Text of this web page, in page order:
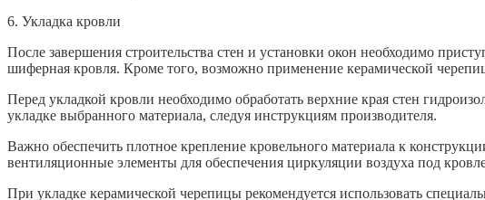
6. Укладка кровли
После завершения строительства стен и установки окон необходимо
шиферная кровля. Кроме того, возможно применение керамической
Перед укладкой кровли необходимо обработать верхние края стен
укладке выбранного материала, следуя инструкциям производителя.
Важно обеспечить плотное крепление кровельного материала к
вентиляционные элементы для обеспечения циркуляции воздуха под
При укладке керамической черепицы рекомендуется использовать